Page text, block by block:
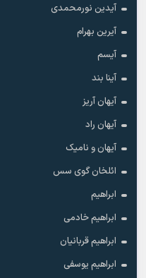
آیدین نورمحمدی
آیرین بهرام
آیسم
آینا بند
آیهان آریز
آیهان راد
آیهان و نامیک
ائلخان گوی سس
ابراهیم
ابراهیم خادمی
ابراهیم قربانیان
ابراهیم یوسفی